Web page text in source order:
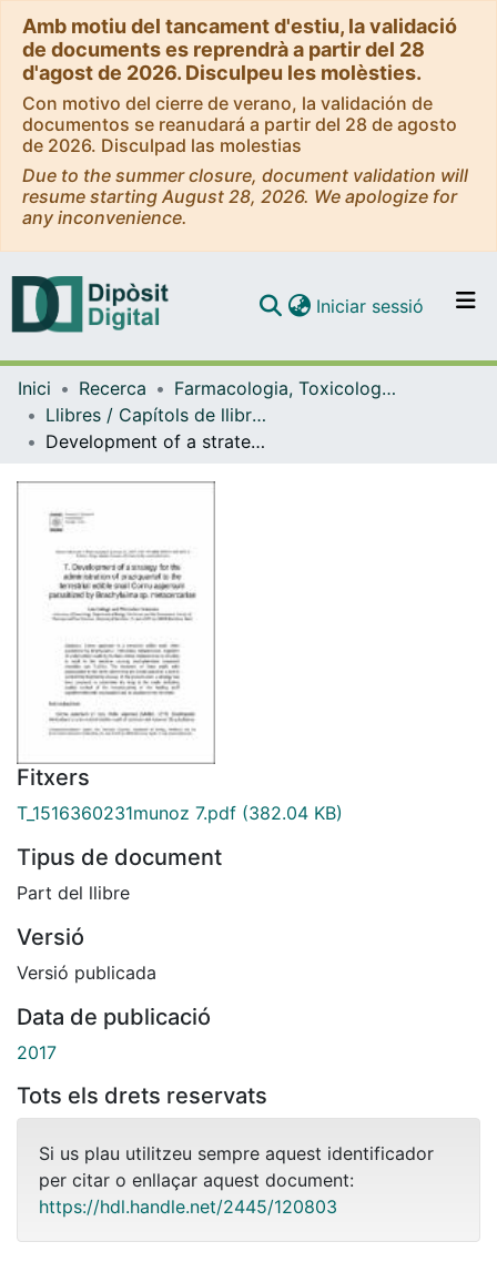
Amb motiu del tancament d'estiu, la validació
de documents es reprendrà a partir del 28
d'agost de 2026. Disculpeu les molèsties.
Con motivo del cierre de verano, la validación de
documentos se reanudará a partir del 28 de agosto
de 2026. Disculpad las molestias
Due to the summer closure, document validation will
resume starting August 28, 2026. We apologize for
any inconvenience.
Navega per tot el DD
Com publicar
Iniciar sessió (current)
Inici Recerca
Farmacologia, Toxicologia i Química Terapèutica
Llibres / Capítols de llibre (Farmacologia, Toxicologia i Química Terapèutica)
Development of a strategy for the administration of praziquantel to the terrestrial edible snail Cornu aspersum parasitized by Brachylaima sp. metacercariae
Fitxers
T_1516360231munoz 7.pdf (382.04 KB)
Tipus de document
Part del llibre
Versió
Versió publicada
Data de publicació
2017
Tots els drets reservats
Si us plau utilitzeu sempre aquest identificador
per citar o enllaçar aquest document:
https://hdl.handle.net/2445/120803